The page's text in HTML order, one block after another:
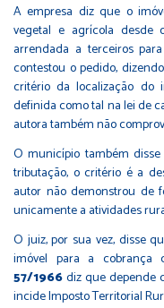
A empresa diz que o
vegetal e agrícola
arrendada a terceiros
contestou o pedido,
critério da localização do
definida como tal na lei de
autora também não
O município também
tributação, o critério é a
autor não demonstrou de
unicamente a atividades
O juiz, por sua vez, disse
imóvel para a cobrança
57/1966diz que depende
incide Imposto Territorial